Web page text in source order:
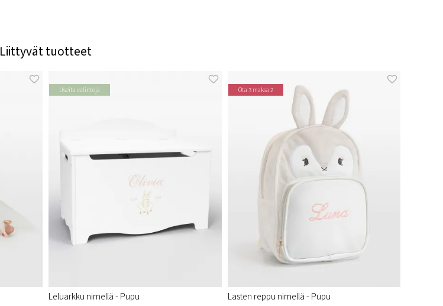
Liittyvät tuotteet
Useita valintoja
Leluarkku nimellä - Pupu
Ota 3 maksa 2
Lasten reppu nimellä - Pupu